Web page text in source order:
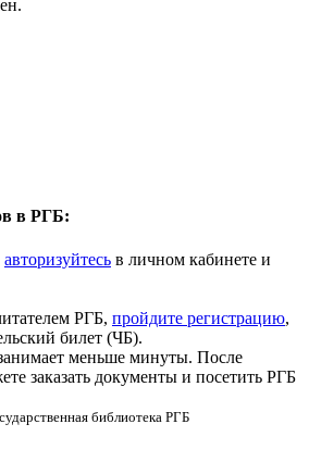
в РГБ:
авторизуйтесь в личном кабинете и
РГБ, пройдите регистрацию,
билет (ЧБ).
меньше минуты. После
заказать документы и посетить РГБ
библиотека РГБ